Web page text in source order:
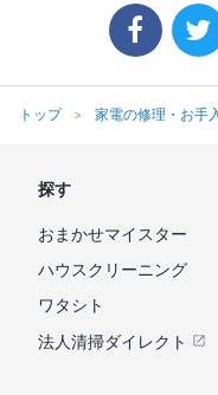
トップ 家電の修理・お手
探す
おまかせマイスター
ハウスクリーニング
ワタシト
法人清掃ダイレクト